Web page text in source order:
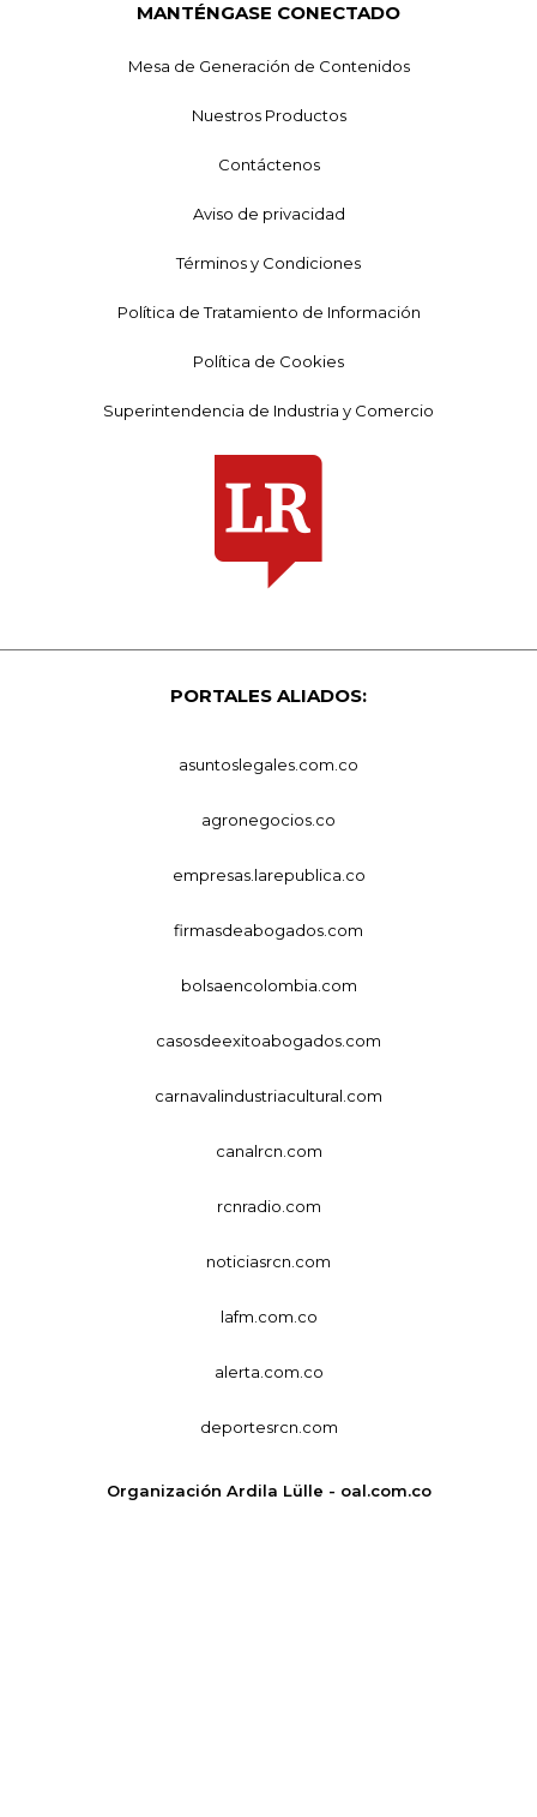
MANTÉNGASE CONECTADO
Mesa de Generación de Contenidos
Nuestros Productos
Contáctenos
Aviso de privacidad
Términos y Condiciones
Política de Tratamiento de Información
Política de Cookies
Superintendencia de Industria y Comercio
PORTALES ALIADOS:
asuntoslegales.com.co
agronegocios.co
empresas.larepublica.co
firmasdeabogados.com
bolsaencolombia.com
casosdeexitoabogados.com
carnavalindustriacultural.com
canalrcn.com
rcnradio.com
noticiasrcn.com
lafm.com.co
alerta.com.co
deportesrcn.com
Organización Ardila Lülle - oal.com.co